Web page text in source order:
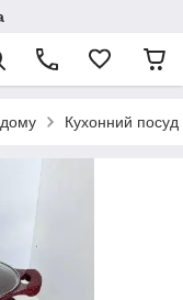
Кухонний посуд